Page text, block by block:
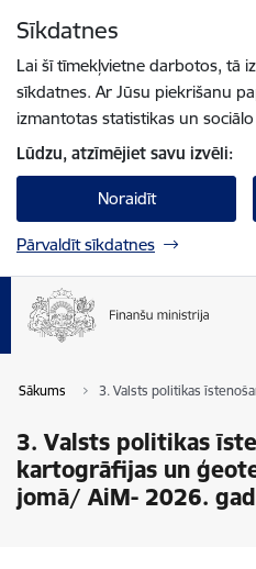
Sīkdatnes
Lai šī tīmekļvietne darbotos, tā
sīkdatnes. Ar Jūsu piekrišanu
izmantotas statistikas un
Lūdzu, atzīmējiet savu izvēli:
Noraidīt
Pārvaldīt sīkdatnes
Sākums 3. Valsts politikas
3. Valsts politikas
kartogrāfijas un
jomā/ AiM- 2026.